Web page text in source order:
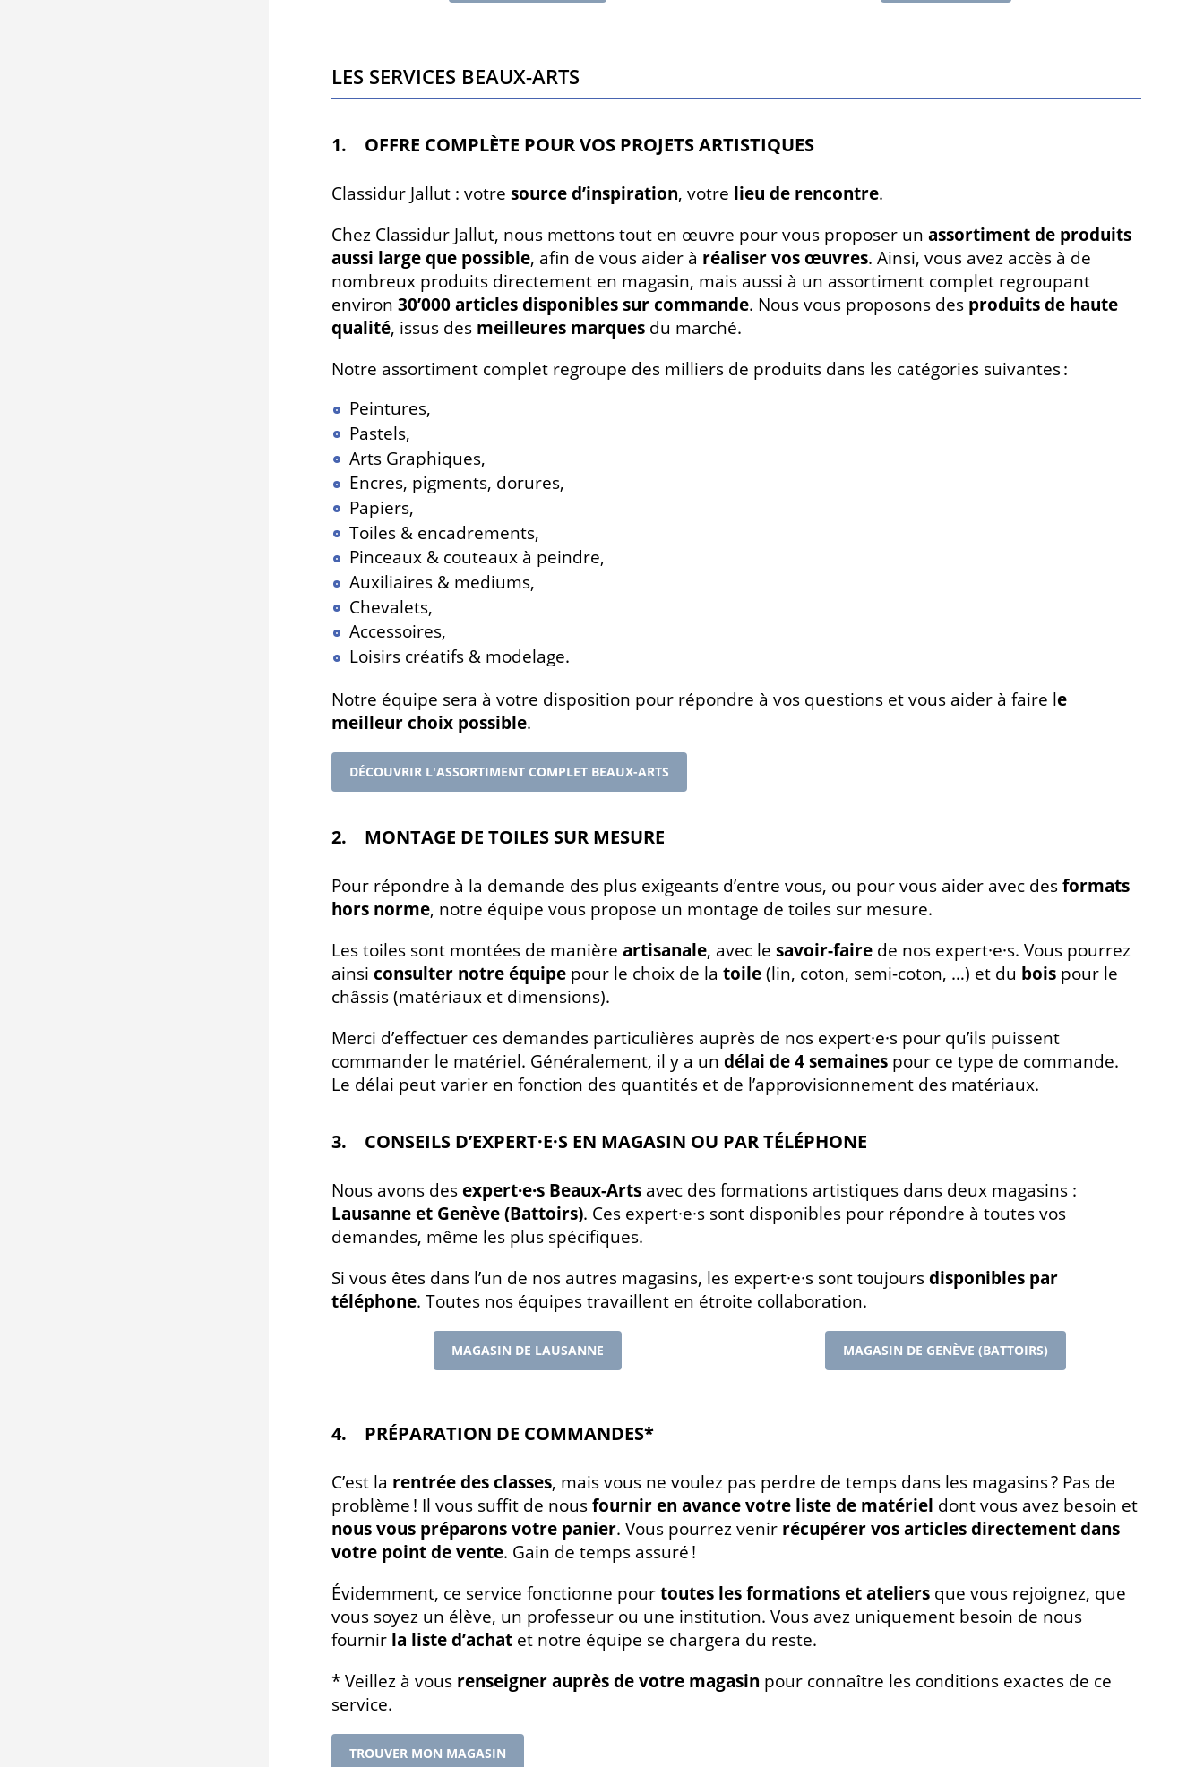
Les services Beaux-Arts
1. OFFRE COMPLÈTE POUR VOS PROJETS ARTISTIQUES
Classidur Jallut : votre source d’inspiration, votre lieu de rencontre.
Chez Classidur Jallut, nous mettons tout en œuvre pour vous proposer un assortiment de produits
aussi large que possible, afin de vous aider à réaliser vos œuvres. Ainsi, vous avez accès à de
nombreux produits directement en magasin, mais aussi à un assortiment complet regroupant
environ 30’000 articles disponibles sur commande. Nous vous proposons des produits de haute
qualité, issus des meilleures marques du marché.
Notre assortiment complet regroupe des milliers de produits dans les catégories suivantes :
Peintures,
Pastels,
Arts Graphiques,
Encres, pigments, dorures,
Papiers,
Toiles & encadrements,
Pinceaux & couteaux à peindre,
Auxiliaires & mediums,
Chevalets,
Accessoires,
Loisirs créatifs & modelage.
Notre équipe sera à votre disposition pour répondre à vos questions et vous aider à faire le
meilleur choix possible.
DÉCOUVRIR L'ASSORTIMENT COMPLET BEAUX-ARTS
2. MONTAGE DE TOILES SUR MESURE
Pour répondre à la demande des plus exigeants d’entre vous, ou pour vous aider avec desformats
hors norme, notre équipe vous propose un montage de toiles sur mesure.
Les toiles sont montées de manière artisanale, avec le savoir-faire de nos expert·e·s. Vous pourrez
ainsi consulter notre équipe pour le choix de la toile(lin, coton, semi-coton, …) et du bois pour le
châssis (matériaux et dimensions).
Merci d’effectuer ces demandes particulières auprès de nos expert·e·s pour qu’ils puissent
commander le matériel. Généralement, il y a un délai de 4 semaines pour ce type de commande.
Le délai peut varier en fonction des quantités et de l’approvisionnement des matériaux.
3. CONSEILS D’EXPERT·E·S EN MAGASIN OU PAR TÉLÉPHONE
Nous avons desexpert·e·s Beaux-Arts avec des formations artistiques dans deux magasins :
Lausanne et Genève (Battoirs). Ces expert·e·s sont disponibles pour répondre à toutes vos
demandes, même les plus spécifiques.
Si vous êtes dans l’un de nos autres magasins, les expert·e·s sont toujoursdisponibles par
téléphone. Toutes nos équipes travaillent en étroite collaboration.
MAGASIN DE LAUSANNE MAGASIN DE GENÈVE (BATTOIRS)
4. PRÉPARATION DE COMMANDES*
C’est la rentrée des classes, mais vous ne voulez pas perdre de temps dans les magasins ? Pas de
problème ! Il vous suffit de nousfournir en avance votre liste de matériel dont vous avez besoin et
nous vous préparons votre panier. Vous pourrez venir récupérer vos articles directement dans
votre point de vente. Gain de temps assuré !
Évidemment, ce service fonctionne pourtoutes les formations et ateliers que vous rejoignez, que
vous soyez un élève, un professeur ou une institution. Vous avez uniquement besoin de nous
fournir la liste d’achat et notre équipe se chargera du reste.
* Veillez à vous renseigner auprès de votre magasin pour connaître les conditions exactes de ce
service.
TROUVER MON MAGASIN